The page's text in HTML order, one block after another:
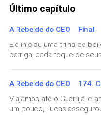
Nicole, com a sua aura
sua marca indelével. A
tentava processar a
tranquila morada.
— Onde ela está, onde
gritei, expressando a
Último capítulo
A Rebelde do CEO Final
Ele iniciou uma trilha de
barriga, cada toque de
parte do meu corpo,
transformavam em ondas
cuidadosamente abaixou a
luxúria profunda brilhou
A Rebelde do CEO 174.
Viajamos até o Guarujá, e
um pouco, Lucas